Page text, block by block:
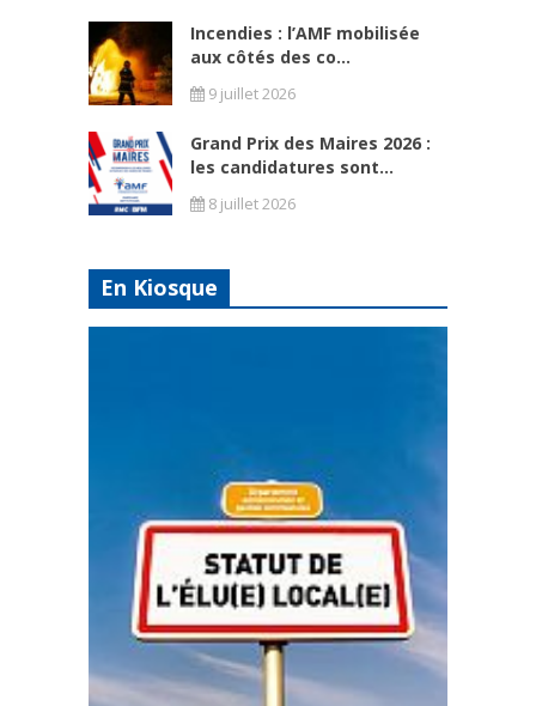
Incendies : l’AMF mobilisée
aux côtés des co...
9 juillet 2026
Grand Prix des Maires 2026 :
les candidatures sont...
8 juillet 2026
En Kiosque